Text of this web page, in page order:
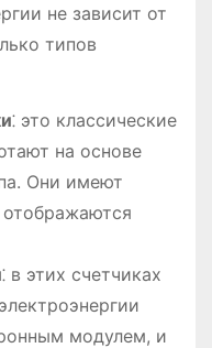
не зависит от
типов
⁚ это классические
на основе
Они имеют
⁚ в этих счетчиках
модулем, и